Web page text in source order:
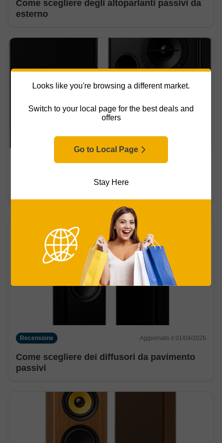
Looks like you're browsing a different market.
Switch to your local page for the best deals and
offers
Go to Local Page
Stay Here
Come scegliere degli altoparlanti passivi da
esterno
Aggiornato il 01/04/2026
Come scegliere i migliori diffusori passivi da
Recensione Aggiornato il 01/04/2026
Come scegliere dei diffusori da pavimento
passivi